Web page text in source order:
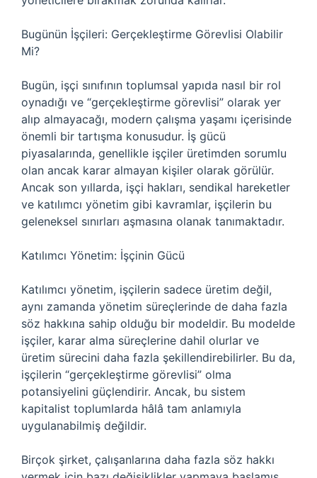
Bugünün İşçileri: Gerçekleştirme Görevlisi Olabilir
Mi?
Bugün, işçi sınıfının toplumsal yapıda nasıl bir rol
oynadığı ve “gerçekleştirme görevlisi” olarak yer
alıp almayacağı, modern çalışma yaşamı içerisinde
önemli bir tartışma konusudur. İş gücü
piyasalarında, genellikle işçiler üretimden sorumlu
olan ancak karar almayan kişiler olarak görülür.
Ancak son yıllarda, işçi hakları, sendikal hareketler
ve katılımcı yönetim gibi kavramlar, işçilerin bu
geleneksel sınırları aşmasına olanak tanımaktadır.
Katılımcı Yönetim: İşçinin Gücü
Katılımcı yönetim, işçilerin sadece üretim değil,
aynı zamanda yönetim süreçlerinde de daha fazla
söz hakkına sahip olduğu bir modeldir. Bu modelde
işçiler, karar alma süreçlerine dahil olurlar ve
üretim sürecini daha fazla şekillendirebilirler. Bu da,
işçilerin “gerçekleştirme görevlisi” olma
potansiyelini güçlendirir. Ancak, bu sistem
kapitalist toplumlarda hâlâ tam anlamıyla
uygulanabilmiş değildir.
Birçok şirket, çalışanlarına daha fazla söz hakkı